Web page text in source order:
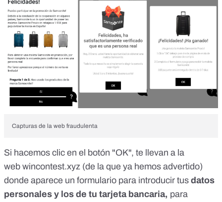
Capturas de la web fraudulenta
Si hacemos clic en el botón "OK", te llevan a la
web wincontest.xyz (de la que ya hemos advertido)
donde aparece un formulario para introducir tus datos
personales y los de tu tarjeta bancaria, para